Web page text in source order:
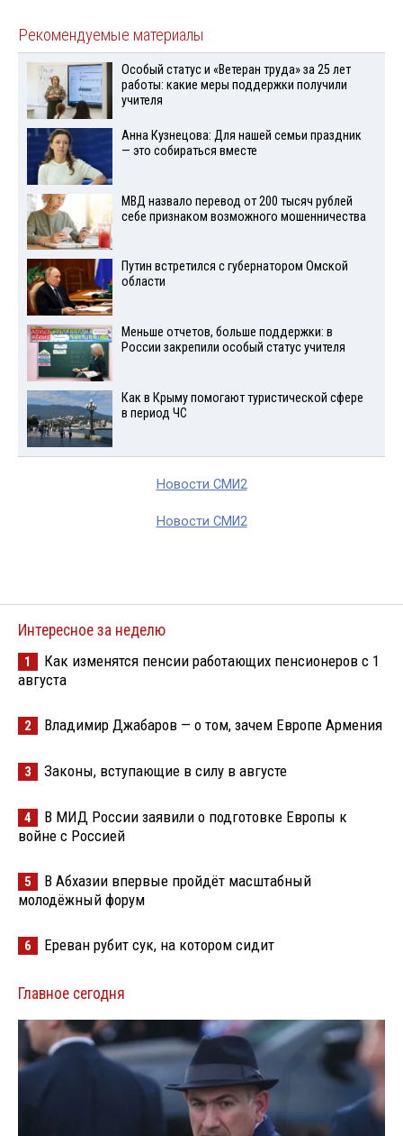
Рекомендуемые материалы
Особый статус и «Ветеран труда» за 25 лет
работы: какие меры поддержки получили
учителя
Анна Кузнецова: Для нашей семьи праздник
— это собираться вместе
МВД назвало перевод от 200 тысяч рублей
себе признаком возможного мошенничества
Путин встретился с губернатором Омской
области
Меньше отчетов, больше поддержки: в
России закрепили особый статус учителя
Как в Крыму помогают туристической сфере
в период ЧС
Новости СМИ2
Новости СМИ2
Интересное за неделю
1
Как изменятся пенсии работающих пенсионеров с 1
августа
2 Владимир Джабаров — о том, зачем Европе Армения
3 Законы, вступающие в силу в августе
4
В МИД России заявили о подготовке Европы к
войне с Россией
5
В Абхазии впервые пройдёт масштабный
молодёжный форум
6 Ереван рубит сук, на котором сидит
Главное сегодня